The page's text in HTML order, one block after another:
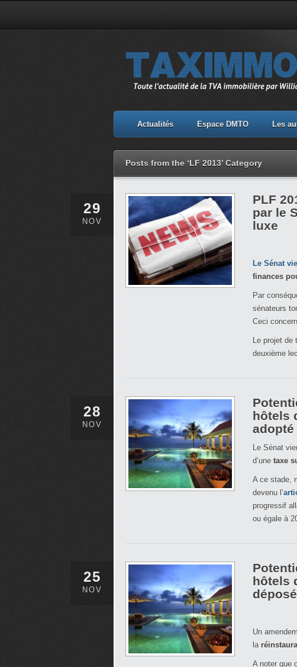
Actualités Espace DMTO Les
Posts from the ‘LF 2013’ Category
29
NOV
PLF
par le
luxe
Le Sénat
finances
Par
sénateurs
Ceci
Le projet de
deuxième
28
NOV
hôtels
adopté
Le Sénat
d’une taxe
A ce stade,
devenu l’
progressif
ou égale à
25
NOV
hôtels
Un
la
A noter que